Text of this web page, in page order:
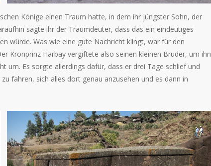
Könige einen Traum hatte, in dem ihr jüngster Sohn, der
sagte ihr der Traumdeuter, dass das ein eindeutiges
würde. Was wie eine gute Nachricht klingt, war für den
Kronprinz Harbay vergiftete also seinen kleinen Bruder, um ihn
um. Es sorgte allerdings dafür, dass er drei Tage schlief und
fahren, sich alles dort genau anzusehen und es dann in